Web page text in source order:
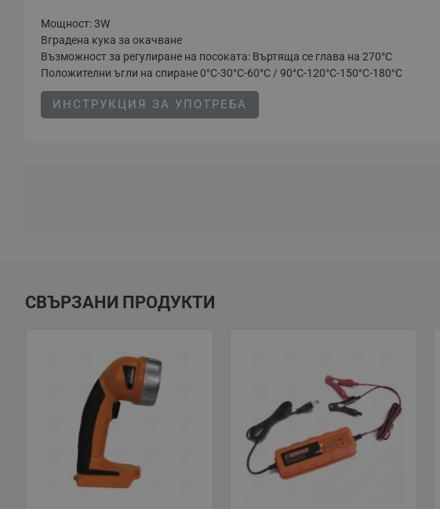
Мощност: 3W
Вградена кука за окачване
Възможност за регулиране на посоката: Въртяща се глава на 270°С
Положителни ъгли на спиране 0°С-30°С-60°С / 90°С-120°С-150°С-180°С
ИНСТРУКЦИЯ ЗА УПОТРЕБА
СВЪРЗАНИ ПРОДУКТИ